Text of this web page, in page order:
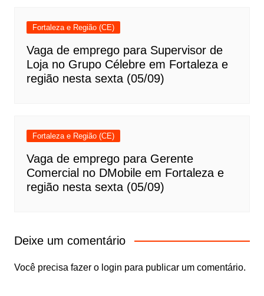
Fortaleza e Região (CE)
Vaga de emprego para Supervisor de
Loja no Grupo Célebre em Fortaleza e
região nesta sexta (05/09)
Fortaleza e Região (CE)
Vaga de emprego para Gerente
Comercial no DMobile em Fortaleza e
região nesta sexta (05/09)
Deixe um comentário
Você precisa fazer o login para publicar um comentário.